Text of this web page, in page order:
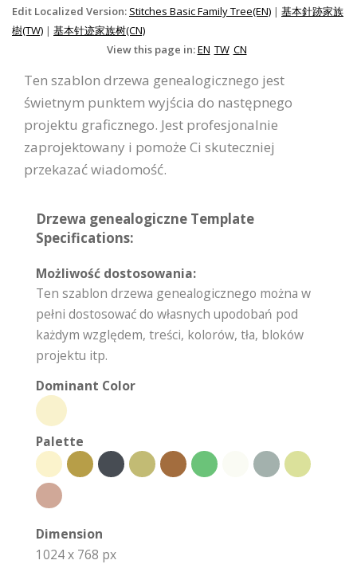
Edit Localized Version: Stitches Basic Family Tree(EN) | 基本針跡家族
樹(TW) | 基本针迹家族树(CN)
View this page in:EN TW CN
Ten szablon drzewa genealogicznego jest
świetnym punktem wyjścia do następnego
projektu graficznego. Jest profesjonalnie
zaprojektowany i pomoże Ci skuteczniej
przekazać wiadomość.
Drzewa genealogiczne Template
Specifications:
Możliwość dostosowania:
Ten szablon drzewa genealogicznego można w
pełni dostosować do własnych upodobań pod
każdym względem, treści, kolorów, tła, bloków
projektu itp.
Dominant Color
Palette
Dimension
1024 x 768 px